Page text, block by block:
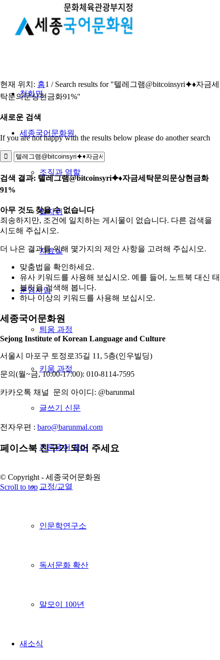
첫화면
세종국어문화원
조직과 역할
발자취
자료실
운영사업
틔움 과정
키움 과정
글쓰기 신문
전문용어 정비
교정/교열
인문학연구소
독서문화 확산
말모이 100년
새소식
현재 위치: 홈1 / Search results for "텔레그램@bitcoinsyri⯌♦자금세
탁문의문상현금화91%"
새로운 검색
If you are not happy with the results below please do another search
검색 결과: 텔레그램@bitcoinsyri⯌♦자금세탁문의문상현금화
91%
아무 것도 찾을 수 없습니다
죄송하지만, 조건에 일치하는 게시물이 없습니다. 다른 검색을
시도해 주십시오.
더 나은 결과를 위해 몇가지의 제안 사항을 고려해 주십시오.
맞춤법을 확인하세요.
유사 키워드를 사용해 보십시오. 예를 들어, 노트북 대신 태
블릿을 검색해 봅니다.
하나 이상의 키워드를 사용해 보십시오.
세종국어문화원
Sejong Institute of Korean Language and Culture
서울시 마포구 토정로35길 11, 5층(인우빌딩)
문의(월~금, 10:00-17:00): 010-8114-7595
카카오톡 채널 문의 아이디: @barunmal
전자우편 : baro@barunmal.com
페이스북 친구가 되어 주세요
© Copyright - 세종국어문화원
Scroll to top